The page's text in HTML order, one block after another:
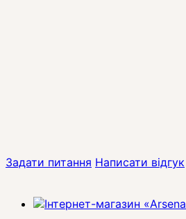
Задати питання Написати відгук